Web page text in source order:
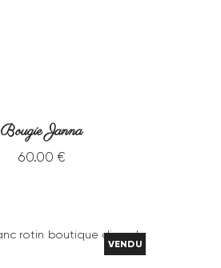
Bougie Janna
60.00 €
VENDU